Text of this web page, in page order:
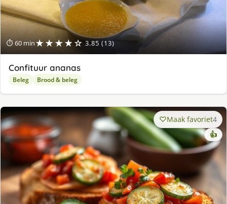
⏱ 60 min★★★★☆ 3.85 (13)
Confituur ananas
Beleg Brood & beleg
Maak favoriet4
👍